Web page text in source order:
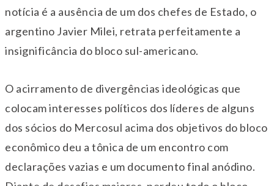
notícia é a ausência de um dos chefes de Estado, o
argentino Javier Milei, retrata perfeitamente a
insignificância do bloco sul-americano.
O acirramento de divergências ideológicas que
colocam interesses políticos dos líderes de alguns
dos sócios do Mercosul acima dos objetivos do bloco
econômico deu a tônica de um encontro com
declarações vazias e um documento final anódino.